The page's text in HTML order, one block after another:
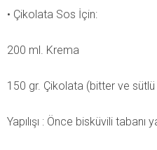
• Çikolata Sos İçin:
200 ml. Krema
150 gr. Çikolata (bitter ve sütlü
Yapılışı : Önce bisküvili tabanı